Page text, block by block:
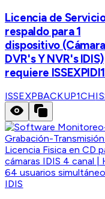
Licencia de
respaldo para 1
dispositivo
DVR's Y NVR's IDIS)
requiere
ISSEXPBACKUP1CH
IDIS